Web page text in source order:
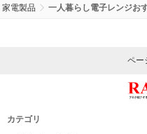
家電製品 一人暮らし電子レンジお
ペー
カテゴリ